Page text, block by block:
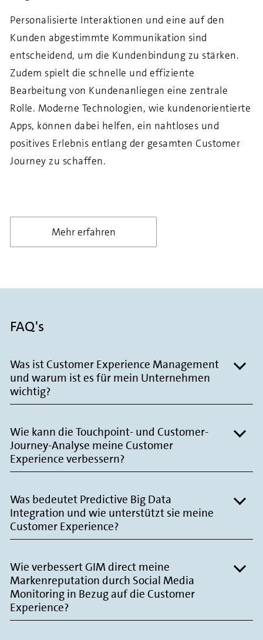
Personalisierte Interaktionen und eine auf den
Kunden abgestimmte Kommunikation sind
entscheidend, um die Kundenbindung zu stärken.
Zudem spielt die schnelle und effiziente
Bearbeitung von Kundenanliegen eine zentrale
Rolle. Moderne Technologien, wie kundenorientierte
Apps, können dabei helfen, ein nahtloses und
positives Erlebnis entlang der gesamten Customer
Journey zu schaffen.
Mehr erfahren
FAQ's
Was ist Customer Experience Management
und warum ist es für mein Unternehmen
wichtig?
Wie kann die Touchpoint- und Customer-
Journey-Analyse meine Customer
Experience verbessern?
Was bedeutet Predictive Big Data
Integration und wie unterstützt sie meine
Customer Experience?
Wie verbessert GIM direct meine
Markenreputation durch Social Media
Monitoring in Bezug auf die Customer
Experience?